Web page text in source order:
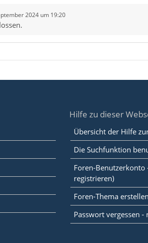
2024 um 19:20
Hilfe zu dieser
Übersicht der Hilfe
Die Suchfunktion
Foren-Benutzerkonto
registrieren)
Foren-Thema
Passwort vergessen -